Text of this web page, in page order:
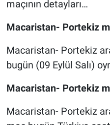
maçının detayları…
Macaristan- Portekiz
Macaristan- Portekiz
bugün (09 Eylül Salı)
Macaristan- Portekiz
Macaristan- Portekiz